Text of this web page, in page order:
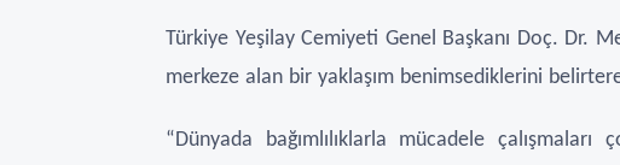
Türkiye Yeşilay Cemiyeti Genel Başkanı Doç. Dr.
merkeze alan bir yaklaşım benimsediklerini
“Dünyada bağımlılıklarla mücadele